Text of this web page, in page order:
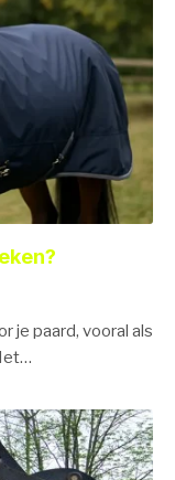
je paard, vooral als